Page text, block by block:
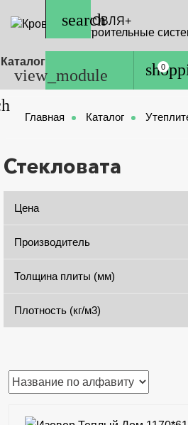
КРОВЛЯ+
Строительные
0
Главная Каталог
Стекловата
Каталог
Цена
Производитель
Толщина плиты (мм)
Плотность (кг/м3)